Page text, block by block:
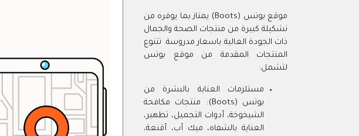
موقع بوتس (Boots) يمتاز بما يوفره من
تشكيلة كبيرة من منتجات الصحة والجمال
ذات الجودة العالية باسعار مدروسة. تتنوع
المنتجات المقدمة من موقع بوتس
لتشمل:
مستلزمات العناية بالبشرة من
بوتس (Boots): منتجات مكافحة
الشيخوخة، أدوات التجميل، تطهير،
العناية بالشفاه، ميك أب، أقنعة،